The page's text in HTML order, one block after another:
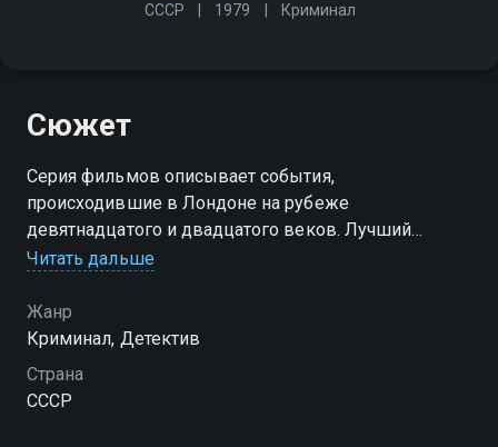
СССР 1979 Криминал
Сюжет
Серия фильмов описывает события,
происходившие в Лондоне на рубеже
девятнадцатого и двадцатого веков. Лучший
английский частный сыщик расследует самые
хитрыми и изворотливыми преступниками
Посмотреть онлайн 2 сезон сериала Приключения
Шерлока Холмса и доктора Ватсона вы можете
Читать дальше
Жанр
Криминал, Детектив
Страна
СССР